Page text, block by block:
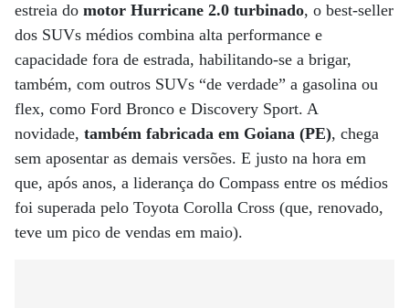
estreia do motor Hurricane 2.0 turbinado, o best-seller
dos SUVs médios combina alta performance e
capacidade fora de estrada, habilitando-se a brigar,
também, com outros SUVs “de verdade” a gasolina ou
flex, como Ford Bronco e Discovery Sport. A
novidade, também fabricada em Goiana (PE), chega
sem aposentar as demais versões. E justo na hora em
que, após anos, a liderança do Compass entre os médios
foi superada pelo Toyota Corolla Cross (que, renovado,
teve um pico de vendas em maio).